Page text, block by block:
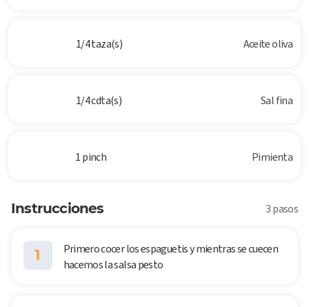
1/4 taza(s) Aceite oliva
1/4 cdta(s) Sal fina
1 pinch Pimienta
Instrucciones 3 pasos
1
Primero cocer los espaguetis y mientras se cuecen
hacemos la salsa pesto